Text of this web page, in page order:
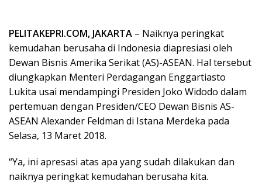
PELITAKEPRI.COM, JAKARTA – Naiknya peringkat
kemudahan berusaha di Indonesia diapresiasi oleh
Dewan Bisnis Amerika Serikat (AS)-ASEAN. Hal tersebut
diungkapkan Menteri Perdagangan Enggartiasto
Lukita usai mendampingi Presiden Joko Widodo dalam
pertemuan dengan Presiden/CEO Dewan Bisnis AS-
ASEAN Alexander Feldman di Istana Merdeka pada
Selasa, 13 Maret 2018.
“Ya, ini apresasi atas apa yang sudah dilakukan dan
naiknya peringkat kemudahan berusaha kita.